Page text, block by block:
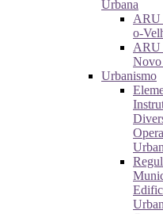
Urbana
ARU
o-
ARU
Urbanismo